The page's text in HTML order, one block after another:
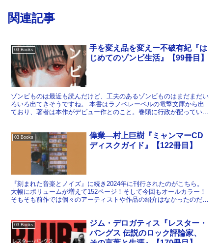
関連記事
03 Books
手を変え品を変えー不破有紀『は
じめてのゾンビ生活』【99冊目】
ゾンビものは最近も読んだけど、工夫のあるゾンビものはまだまだい
ろいろ出てきそうですね。 本書はラノベレーベルの電撃文庫から出
ており、著者は本作がデビュー作とのこと。巻頭に行政が配っている
03 Books
偉業―村上巨樹『ミャンマーCD
ディスクガイド』【122冊目】
『刻まれた音楽とノイズ』に続き2024年に刊行されたのがこちら。
大幅にボリュームが増えて152ページ！そして今回もオールカラー！
そもそも前作では個々のアーティストや作品の紹介はなかったのだ
03 Books
ジム・デロガティス『レスター・
バングス 伝説のロック評論家、